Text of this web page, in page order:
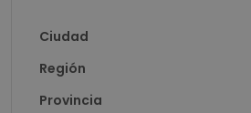
Ciudad
Región
Provincia